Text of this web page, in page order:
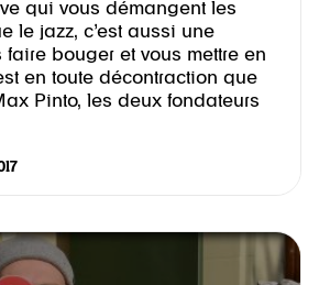
qui vous démangent les
le jazz, c’est aussi une
bouger et vous mettre en
en toute décontraction que
Pinto, les deux fondateurs